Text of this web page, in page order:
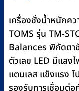
was:
฿7,780.
is:
฿7,100.
เครื่องชั่งน้ำหนักค
TOMS รุ่น TM-
Balances พิกัดตา
ตัวเลข LED มีแส
แตนเลส แข็งแรง
รองรับการเชื่อมต่